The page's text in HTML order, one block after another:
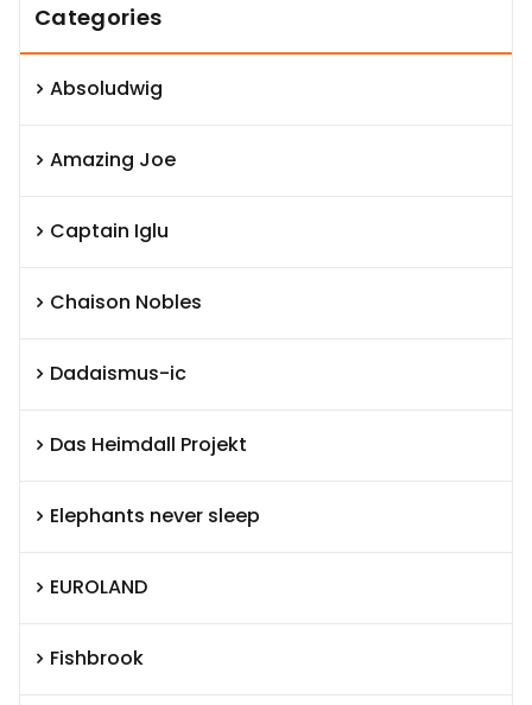
Categories
Absoludwig
Amazing Joe
Captain Iglu
Chaison Nobles
Dadaismus-ic
Das Heimdall Projekt
Elephants never sleep
EUROLAND
Fishbrook